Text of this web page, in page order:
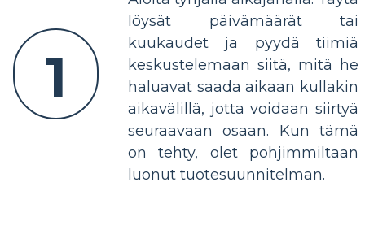
1
löysät päivämäärät tai
kuukaudet ja pyydä tiimiä
keskustelemaan siitä, mitä he
haluavat saada aikaan kullakin
aikavälillä, jotta voidaan siirtyä
seuraavaan osaan. Kun tämä
on tehty, olet pohjimmiltaan
luonut tuotesuunnitelman.